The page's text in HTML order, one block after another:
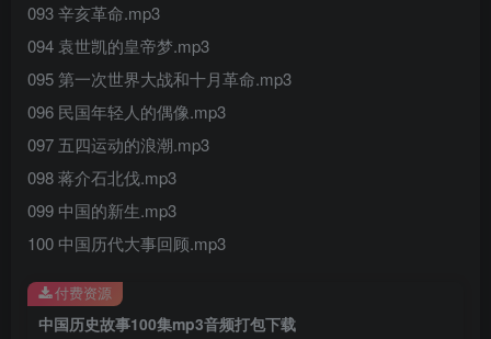
093 辛亥革命.mp3
094 袁世凯的皇帝梦.mp3
095 第一次世界大战和十月革命.mp3
096 民国年轻人的偶像.mp3
097 五四运动的浪潮.mp3
098 蒋介石北伐.mp3
099 中国的新生.mp3
100 中国历代大事回顾.mp3
中国历史故事100集mp3音频打包下载
付费资源